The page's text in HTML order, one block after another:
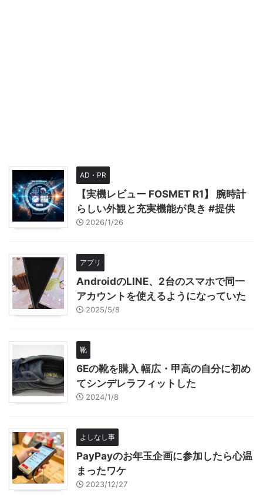
AD・PR
【実機レビュー FOSMET R1】 腕時計
らしい外観と充実機能が良き #提供
2026/1/26
アプリ
AndroidのLINE、2台のスマホで同一
アカウントを使えるようになっていた
2025/5/8
靴
6Eの靴を購入 幅広・甲高の自分に初め
てシンデレラフィットした
2024/1/8
よしなし事
PayPayのお年玉企画に参加したら心温
まったワケ
2023/12/27